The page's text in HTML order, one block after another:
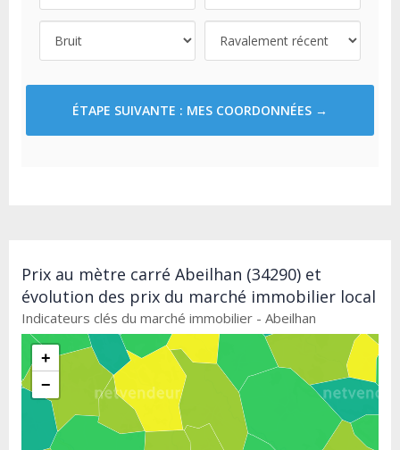
ÉTAPE SUIVANTE : MES COORDONNÉES →
Prix au mètre carré Abeilhan (34290) et
évolution des prix du marché immobilier local
Indicateurs clés du marché immobilier - Abeilhan
+
−